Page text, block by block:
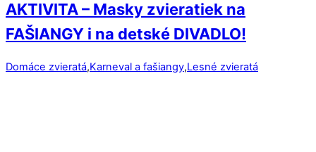
AKTIVITA – Masky zvieratiek na
FAŠIANGY i na detské DIVADLO!
Domáce zvieratá,Karneval a fašiangy,Lesné zvieratá